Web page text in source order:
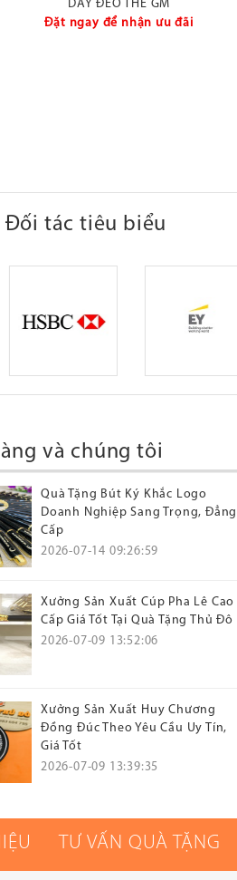
DÂY ĐEO THẺ GM
Đặt ngay để nhận ưu đãi
Đối tác tiêu biểu
và chúng tôi
Quà Tặng Bút Ký Khắc Logo
Doanh Nghiệp Sang Trọng, Đẳng
Cấp
2026-07-14 09:26:59
Xưởng Sản Xuất Cúp Pha Lê Cao
Cấp Giá Tốt Tại Quà Tặng Thủ Đô
2026-07-09 13:52:06
Xưởng Sản Xuất Huy Chương
Đồng Đúc Theo Yêu Cầu Uy Tín,
Giá Tốt
2026-07-09 13:39:35
TƯ VẤN QUÀ TẶNG